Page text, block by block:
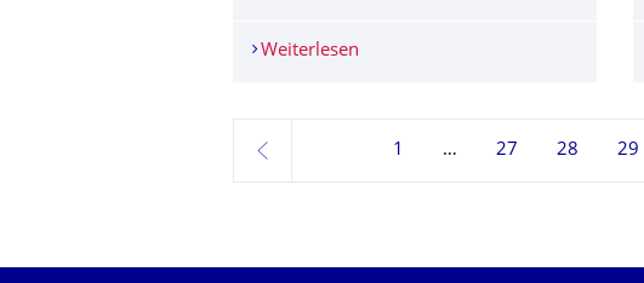
Weiterlesen
zurück
1 27 28 29